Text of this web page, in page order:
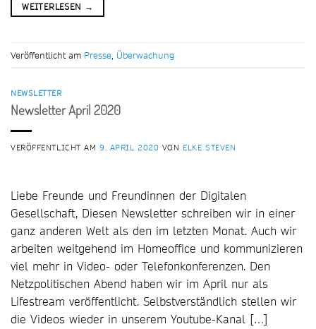
WEITERLESEN →
Veröffentlicht am Presse, Überwachung
NEWSLETTER
Newsletter April 2020
VERÖFFENTLICHT AM9. APRIL 2020 VON ELKE STEVEN
Liebe Freunde und Freundinnen der Digitalen
Gesellschaft, Diesen Newsletter schreiben wir in einer
ganz anderen Welt als den im letzten Monat. Auch wir
arbeiten weitgehend im Homeoffice und kommunizieren
viel mehr in Video- oder Telefonkonferenzen. Den
Netzpolitischen Abend haben wir im April nur als
Lifestream veröffentlicht. Selbstverständlich stellen wir
die Videos wieder in unserem Youtube-Kanal […]